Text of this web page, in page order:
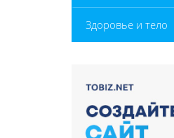
Здоровье и тело